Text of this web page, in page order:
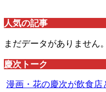
人気の記事
まだデータがありません。
慶次トーク
漫画・花の慶次が飲食店